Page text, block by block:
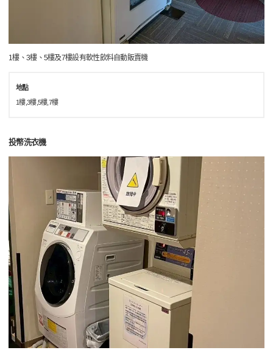
1樓、3樓、5樓及7樓設有軟性飲料自動販賣機
地點
1樓,3樓,5樓,7樓
投幣洗衣機